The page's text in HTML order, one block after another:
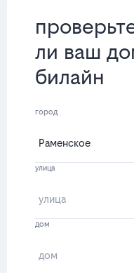
ли ваш
билайн
город
улица
дом